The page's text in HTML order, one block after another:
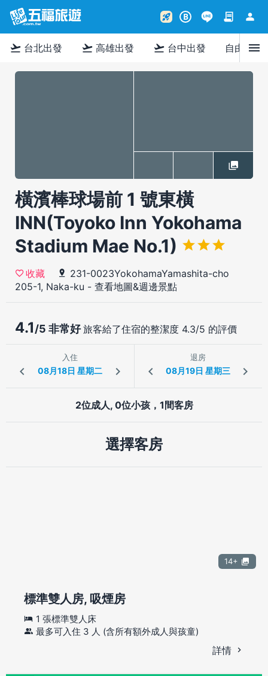
rocket_launch B contract person
flight_takeoff 台北出發 flight_takeoff 高雄出發 flight_takeoff 台中出發 自由行menu
橫濱棒球場前 1 號東橫
INN(Toyoko Inn Yokohama
Stadium Mae No.1)
收藏
231-0023YokohamaYamashita-cho
205-1, Naka-ku - 查看地圖&週邊景點
4.1/5 非常好旅客給了住宿的整潔度 4.3/5 的評價
入住 退房
2位成人, 0位小孩，1間客房
選擇客房
14+
標準雙人房, 吸煙房
1 張標準雙人床
最多可入住 3 人 (含所有額外成人與孩童)
詳情